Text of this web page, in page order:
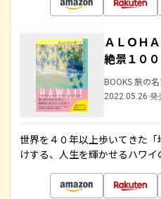
ＡＬＯＨ
絶景１００
BOOKS 旅の
2022.05.26 発
世界を４０年以上歩いてきた
けする、人生を輝かせるハワ